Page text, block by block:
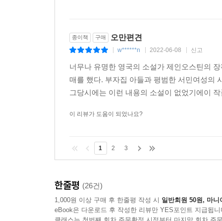
종이책 구매 오만편견
w******n 2022-06-08 신고
너무나 유명한 영국의 소설가 제인오스틴의
매를 했다. 부자집 아들과 평범한 서민여성의
그당시에는 이런 내용의 소설이 없었기에이
이 리뷰가 도움이 되었나요?
1 2 3
한줄평 (26건)
1,000원 이상 구매 후 한줄평 작성 시 일반회원 50원, 마니
eBook은 다운로드 후 작성한 리뷰만 YES포인트 지급됩니